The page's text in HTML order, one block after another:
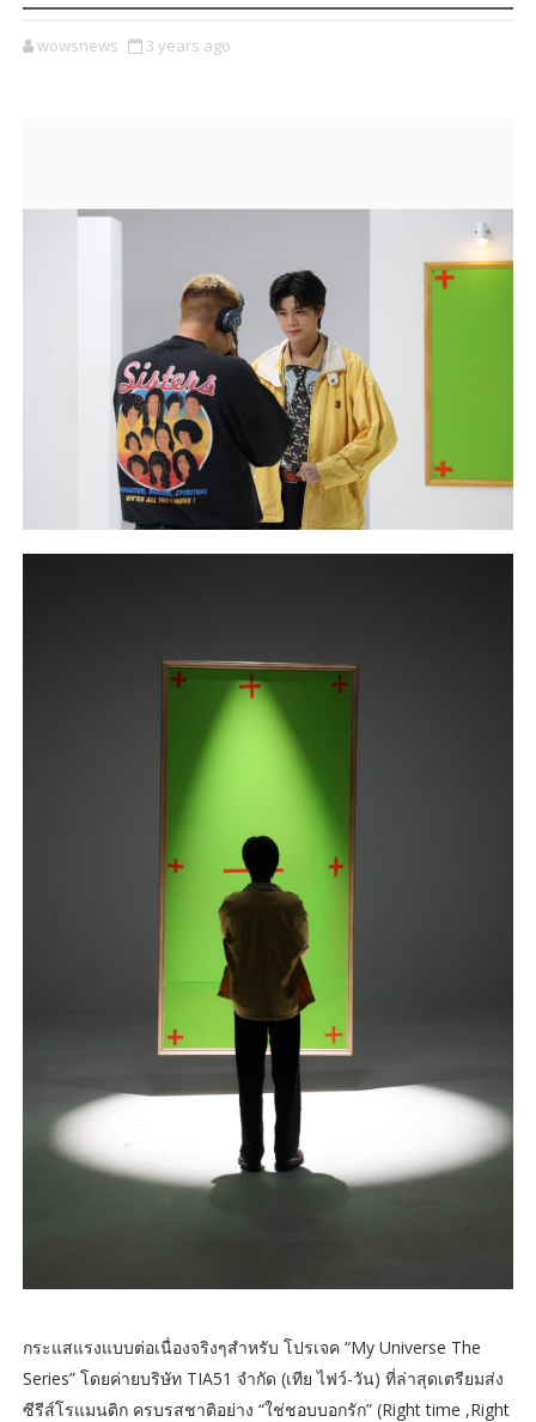
wowsnews 3 years ago
กระแสแรงแบบต่อเนื่องจริงๆสำหรับ โปรเจค “My Universe The
Series” โดยค่ายบริษัท TIA51 จำกัด (เทีย ไฟว์-วัน) ที่ล่าสุดเตรียมส่ง
ซีรีส์โรแมนติก ครบรสชาติอย่าง “ใช่ชอบบอกรัก” (Right time ,Right